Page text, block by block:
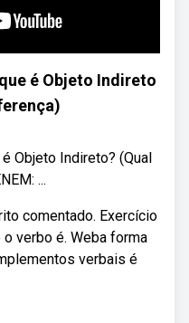
é Objeto Indireto
Objeto Indireto? (Qual
...
comentado. Exercício
verbo é. Weba forma
verbais é